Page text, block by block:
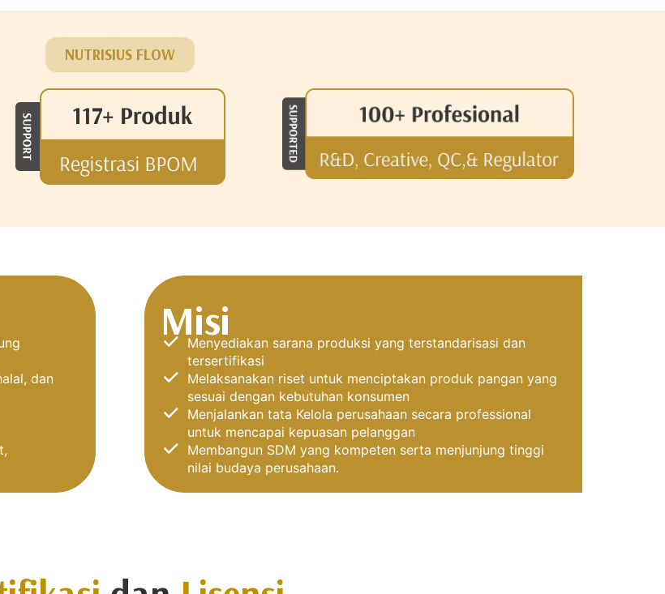
NUTRISIUS FLOW
dan
Misi
Menyediakan sarana produksi yang terstandarisasi dan
tersertifikasi
Melaksanakan riset untuk menciptakan produk pangan yang
sesuai dengan kebutuhan konsumen
Menjalankan tata Kelola perusahaan secara professional
untuk mencapai kepuasan pelanggan
Membangun SDM yang kompeten serta menjunjung tinggi
nilai budaya perusahaan.